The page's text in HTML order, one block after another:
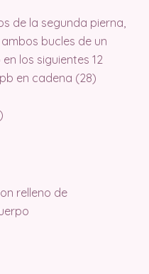
de la segunda pierna,
bucles de un
los siguientes 12
en cadena (28)
relleno de